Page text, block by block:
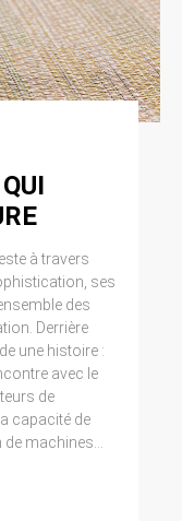
à travers
ses
des
Derrière
une histoire :
avec le
de
capacité de
machines...